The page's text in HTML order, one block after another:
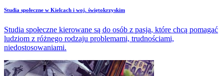
Studia społeczne w Kielcach i woj. świętokrzyskim
Studia społeczne kierowane są do osób z pasją, które chcą pomagać
ludziom z różnego rodzaju problemami, trudnościami,
niedostosowaniami.